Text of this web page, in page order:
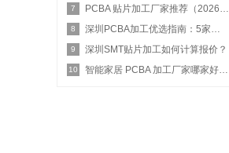
7 PCBA 贴片加工厂家推荐（2026 权威指南）
8 深圳PCBA加工优选指南：5家具备IATF 16949资质的源头工厂深度盘点
9 深圳SMT贴片加工如何计算报价？
10 智能家居 PCBA 加工厂家哪家好：2026 权威选型指南